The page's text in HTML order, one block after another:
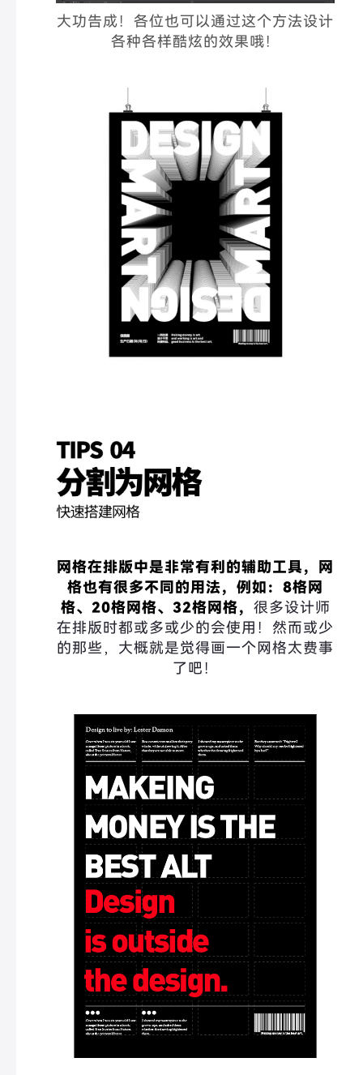
大功告成！各位也可以通过这个方法设计
各种各样酷炫的效果哦！
网格在排版中是非常有利的辅助工具，网
格也有很多不同的用法，例如：8格网
格、20格网格、32格网格， 很多设计师
在排版时都或多或少的会使用！然而或少
的那些，大概就是觉得画一个网格太费事
了吧！